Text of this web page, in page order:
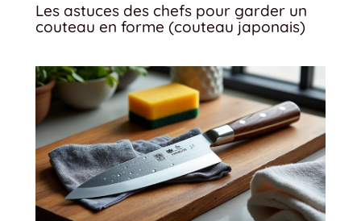
Les astuces des chefs pour garder un
couteau en forme (couteau japonais)